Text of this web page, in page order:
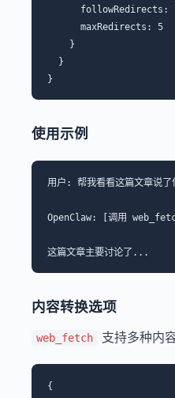
followRedirects:
      maxRedirects: 5
    }
  }
使用示例
用户: 帮我看看这篇文章
OpenClaw: [调用
内容转换选项
web_fetch 支持多种内
{